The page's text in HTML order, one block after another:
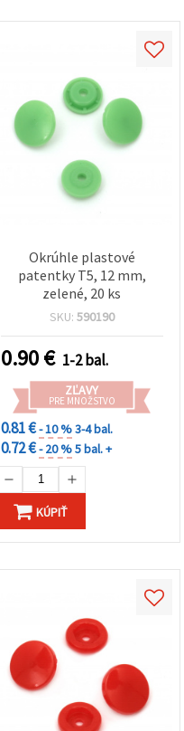
Okrúhle plastové
patentky T5, 12 mm,
zelené, 20 ks
SKU: 590190
0.90€ 1-2 bal.
ZĽAVY
PRE MNOŽSTVO
0.81 €- 10 %3-4 bal.
0.72 €- 20 %5 bal. +
KÚPIŤ